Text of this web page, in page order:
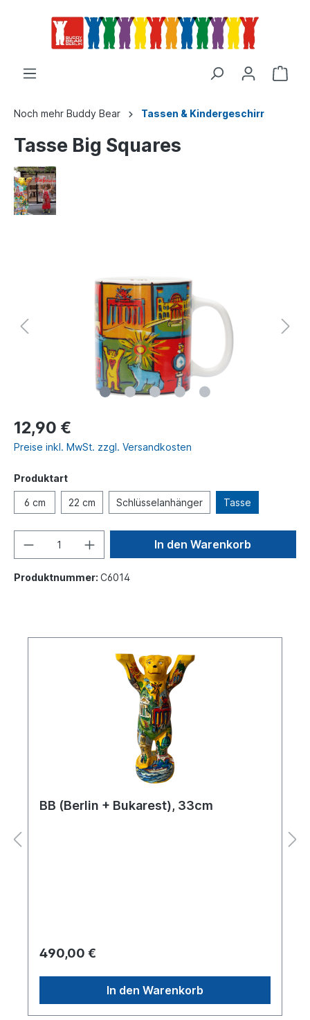
Noch mehr Buddy Bear Tassen & Kindergeschirr
Tasse Big Squares
12,90 €
Preise inkl. MwSt. zzgl. Versandkosten
Produktart
6 cm 22 cm Schlüsselanhänger Tasse
In den Warenkorb
Produktnummer: C6014
BB (Berlin + Bukarest), 33cm
490,00 €
In den Warenkorb